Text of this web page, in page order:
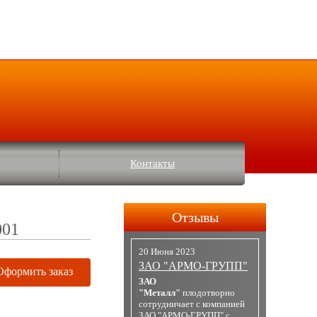
Контакты
заказ
Отзывы
20 Июня 2023
ЗАО "АРМО-ГРУПП"
ЗАО
"Металл" плодотворно
сотрудничает с компанией